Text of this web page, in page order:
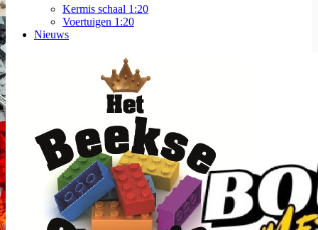
Kermis schaal 1:20
Voertuigen 1:20
Nieuws